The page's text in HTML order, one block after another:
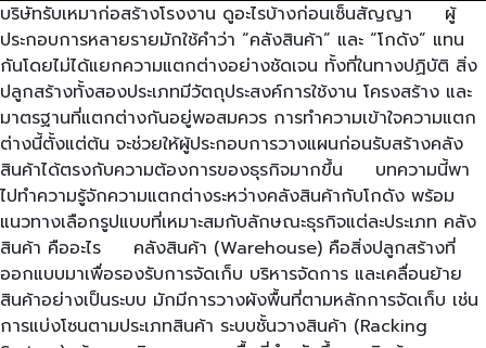
บริษัทรับเหมาก่อสร้างโรงงาน ดูอะไรบ้างก่อนเซ็นสัญญา ผู้
ประกอบการหลายรายมักใช้คำว่า “คลังสินค้า” และ “โกดัง” แทน
กันโดยไม่ได้แยกความแตกต่างอย่างชัดเจน ทั้งที่ในทางปฏิบัติ สิ่ง
ปลูกสร้างทั้งสองประเภทมีวัตถุประสงค์การใช้งาน โครงสร้าง และ
มาตรฐานที่แตกต่างกันอยู่พอสมควร การทำความเข้าใจความแตก
ต่างนี้ตั้งแต่ต้น จะช่วยให้ผู้ประกอบการวางแผนก่อนรับสร้างคลัง
สินค้าได้ตรงกับความต้องการของธุรกิจมากขึ้น บทความนี้พา
ไปทำความรู้จักความแตกต่างระหว่างคลังสินค้ากับโกดัง พร้อม
แนวทางเลือกรูปแบบที่เหมาะสมกับลักษณะธุรกิจแต่ละประเภท คลัง
สินค้า คืออะไร คลังสินค้า (Warehouse) คือสิ่งปลูกสร้างที่
ออกแบบมาเพื่อรองรับการจัดเก็บ บริหารจัดการ และเคลื่อนย้าย
สินค้าอย่างเป็นระบบ มักมีการวางผังพื้นที่ตามหลักการจัดเก็บ เช่น
การแบ่งโซนตามประเภทสินค้า ระบบชั้นวางสินค้า (Racking